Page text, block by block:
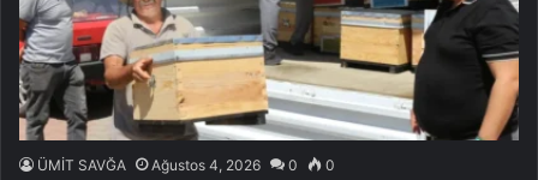
ÜMİT SAVĞA Ağustos 4, 2026 0 0